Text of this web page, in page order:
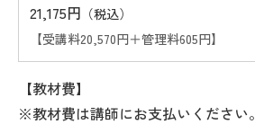
21,175円 （税込）
【受講料20,570円＋管理料605円】
【教材費】
※教材費は講師にお支払いください。